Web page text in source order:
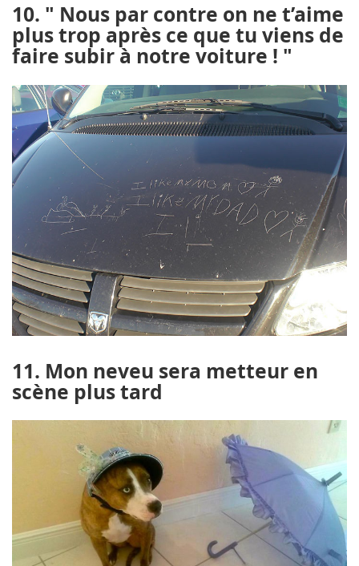
10. " Nous par contre on ne t’aime
plus trop après ce que tu viens de
faire subir à notre voiture ! "
11. Mon neveu sera metteur en
scène plus tard